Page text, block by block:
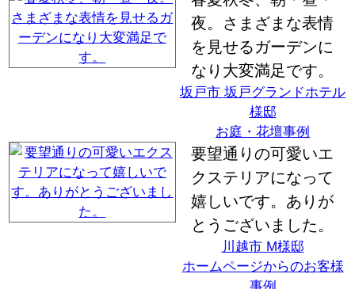
夜。さまざまな表情
を見せるガーデンに
なり大変満足です。
坂戸市 坂戸グランドホテル
様邸
お庭・花壇事例
要望通りの可愛いエ
クステリアになって
嬉しいです。ありが
とうございました。
川越市 M様邸
ホームページからのお客様